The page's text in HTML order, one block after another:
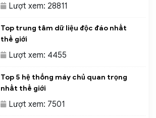
Lượt xem: 28811
Top trung tâm dữ liệu độc đáo nhất
thế giới
Lượt xem: 4455
Top 5 hệ thống máy chủ quan trọng
nhất thế giới
Lượt xem: 7501